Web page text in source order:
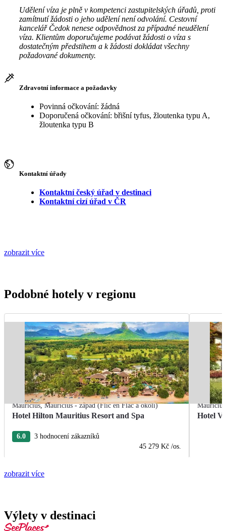
Udělení víza je plně v kompetenci zastupitelských úřadů, proti
zamítnutí žádosti o jeho udělení není odvolání. Cestovní
kancelář Čedok nenese odpovědnost za případné neudělení
víza. Klientům doporučujeme podávat žádosti o víza s
dostatečným předstihem a k žádosti dokládat všechny
požadované dokumenty.
Zdravotní informace a požadavky
Povinná očkování: žádná
Doporučená očkování: břišní tyfus, žloutenka typu A,
žloutenka typu B
Kontaktní úřady
Kontaktní český úřad v destinaci
Kontaktní cizí úřad v ČR
zobrazit více
Podobné hotely v regionu
Mauricius,Mauricius - západ (Flic en Flac a okolí)
Hotel Hilton Mauritius Resort and Spa
6.0
3 hodnocení zákazníků
45 279 Kč /os.
Mauricius
Hotel
zobrazit více
Výlety v destinaci